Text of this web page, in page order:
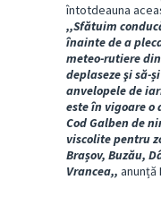
întotdeauna
,,Sfătuim
înainte de a
meteo-rutiere
deplaseze şi să-
anvelopele de
este în vigoare o
Cod Galben de
viscolite pentru
Brașov, Buzău,
Vrancea,, anunță